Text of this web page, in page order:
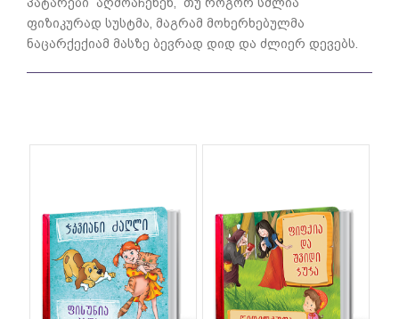
ფიზიკურად სუსტმა, მაგრამ მოხერხებულმა
ნაცარქექიამ მასზე ბევრად დიდ და ძლიერ დევებს.